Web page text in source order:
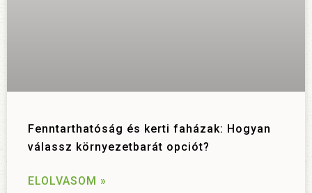
Fenntarthatóság és kerti faházak: Hogyan
válassz környezetbarát opciót?
ELOLVASOM »